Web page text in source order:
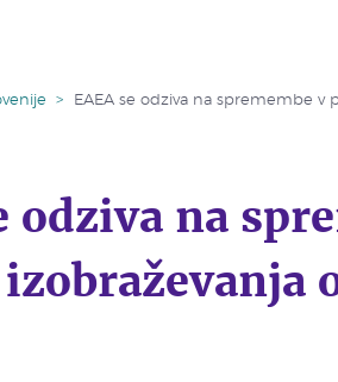
> EAEA se odziva na spremembe v
odziva na